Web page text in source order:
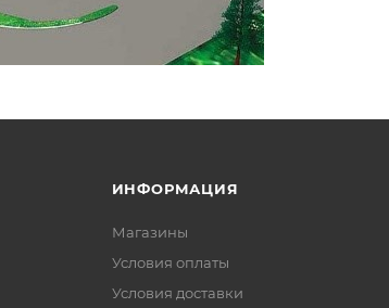
ИНФОРМАЦИЯ
Магазины
Условия оплаты
Условия доставки